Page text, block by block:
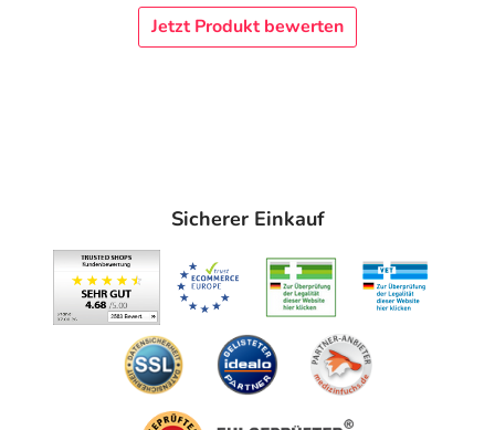
Jetzt Produkt bewerten
Sicherer Einkauf